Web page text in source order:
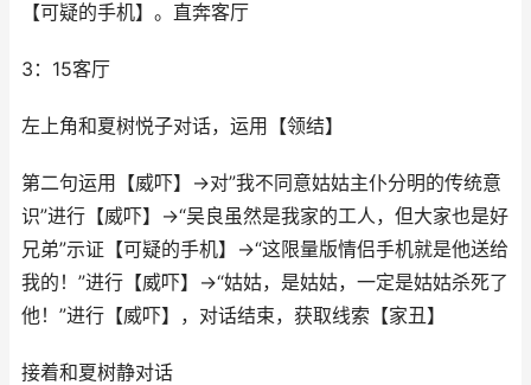
【可疑的手机】。直奔客厅
3：15客厅
左上角和夏树悦子对话，运用【领结】
第二句运用【威吓】→对”我不同意姑姑主仆分明的传统意
识”进行【威吓】→“吴良虽然是我家的工人，但大家也是好
兄弟”示证【可疑的手机】→“这限量版情侣手机就是他送给
我的！”进行【威吓】→“姑姑，是姑姑，一定是姑姑杀死了
他！”进行【威吓】，对话结束，获取线索【家丑】
接着和夏树静对话